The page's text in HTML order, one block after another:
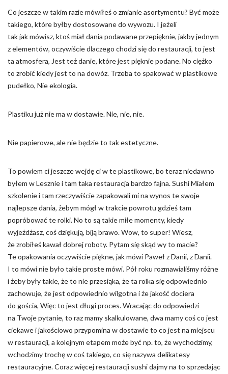
Co jeszcze w takim razie mówiłeś o zmianie asortymentu? Być może
takiego, które byłby dostosowane do wywozu. I jeżeli
tak jak mówisz, ktoś miał dania podawane przepięknie, jakby jednym
z elementów, oczywiście dlaczego chodzi się do restauracji, to jest
ta atmosfera, Jest też danie, które jest pięknie podane. No ciężko
to zrobić kiedy jest to na dowóz. Trzeba to spakować w plastikowe
pudełko, Nie ekologia.
Plastiku już nie ma w dostawie. Nie, nie, nie.
Nie papierowe, ale nie będzie to tak estetyczne.
To powiem ci jeszcze wejdę ci w te plastikowe, bo teraz niedawno
byłem w Lesznie i tam taka restauracja bardzo fajna. Sushi Miałem
szkolenie i tam rzeczywiście zapakowali mi na wynos te swoje
najlepsze dania, żebym mógł w trakcie powrotu gdzieś tam
popróbować te rolki. No to są takie miłe momenty, kiedy
wyjeżdżasz, coś dziękują, biją brawo. Wow, to super! Wiesz,
że zrobiłeś kawał dobrej roboty. Pytam się skąd wy to macie?
Te opakowania oczywiście piękne, jak mówi Paweł z Danii, z Danii.
I to mówi nie było takie proste mówi. Pół roku rozmawialiśmy różne
i żeby były takie, że to nie przesiąka, że ta rolka się odpowiednio
zachowuje, że jest odpowiednio wilgotna i że jakość dociera
do gościa, Więc to jest długi proces. Wracając do odpowiedzi
na Twoje pytanie, to raz mamy skalkulowane, dwa mamy coś co jest
ciekawe i jakościowo przypomina w dostawie to co jest na miejscu
w restauracji, a kolejnym etapem może być np. to, że wychodzimy,
wchodzimy trochę w coś takiego, co się nazywa delikatesy
restauracyjne. Coraz więcej restauracji sushi dajmy na to sprzedając